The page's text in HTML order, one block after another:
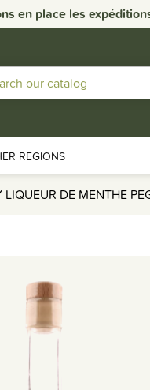
en place les
REGIONS
LIQUEUR DE MENTHE